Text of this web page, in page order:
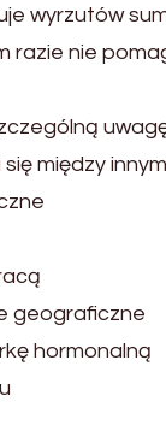
wyrzutów
razie nie
między
geograficzne
hormonalną